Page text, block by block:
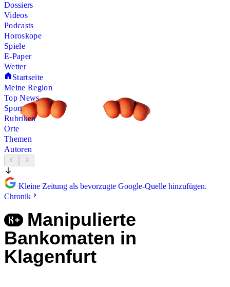
Dossiers
Videos
Podcasts
Horoskope
Spiele
E-Paper
Wetter
Startseite
Meine Region
Top News
Sport
Rubriken
Orte
Themen
Autoren
Kleine Zeitung als bevorzugte Google-Quelle hinzufügen.
Chronik
Manipulierte
Bankomaten in
Klagenfurt